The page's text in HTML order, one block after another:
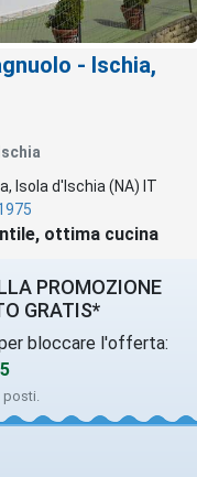
- Ischia,
, Isola d'Ischia (NA) IT
ottima cucina
PROMOZIONE
GRATIS*
bloccare l'offerta: